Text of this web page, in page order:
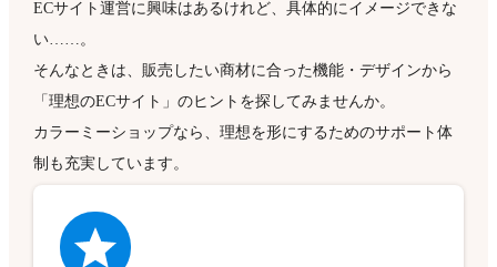
ECサイト運営に興味はあるけれど、具体的にイメージできな
い……。
そんなときは、販売したい商材に合った機能・デザインから
「理想のECサイト」のヒントを探してみませんか。
カラーミーショップなら、理想を形にするためのサポート体
制も充実しています。